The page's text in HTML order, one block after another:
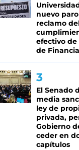
nuevo
reclamo
efectivo de
de
El Senado
media
ley de
privada,
Gobierno
ceder en
capítulos